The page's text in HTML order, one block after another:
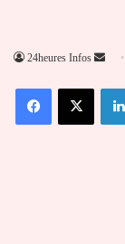
24heures Infos
FacebookX